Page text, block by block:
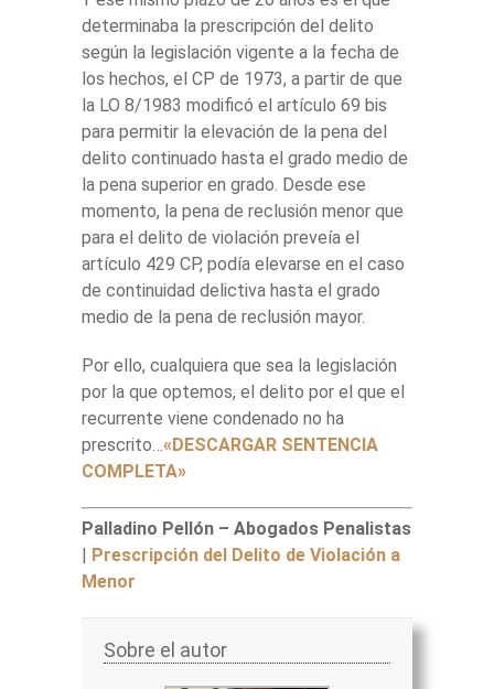
determinaba la prescripción del delito
según la legislación vigente a la fecha de
los hechos, el CP de 1973, a partir de que
la LO 8/1983 modificó el artículo 69 bis
para permitir la elevación de la pena del
delito continuado hasta el grado medio de
la pena superior en grado. Desde ese
momento, la pena de reclusión menor que
para el delito de violación preveía el
artículo 429 CP, podía elevarse en el caso
de continuidad delictiva hasta el grado
medio de la pena de reclusión mayor.
Por ello, cualquiera que sea la legislación
por la que optemos, el delito por el que el
recurrente viene condenado no ha
prescrito… «DESCARGAR SENTENCIA
COMPLETA»
Palladino Pellón – Abogados Penalistas
Prescripción del Delito de Violación a
Menor
Sobre el autor